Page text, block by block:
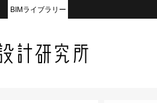
BIMライブラリー